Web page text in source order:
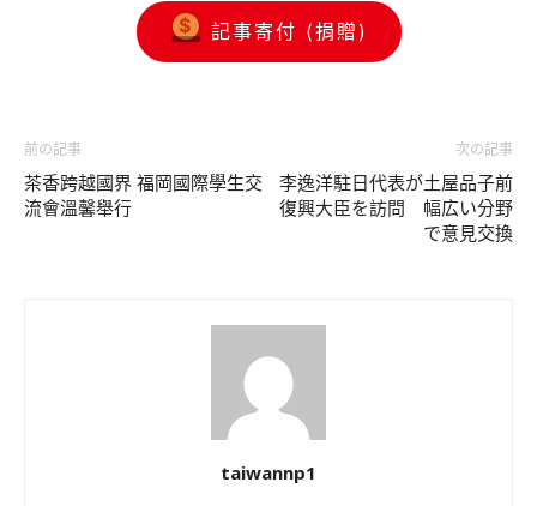
記事寄付 (捐贈)
前の記事
茶香跨越國界 福岡國際學生交
流會溫馨舉行
次の記事
李逸洋駐日代表が土屋品子前
復興大臣を訪問 幅広い分野
で意見交換
taiwannp1